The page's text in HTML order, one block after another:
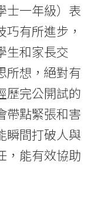
士一年級）表
有所進步，
生和家長交
所想，絕對有
歷完公開試的
帶點緊張和害
瞬間打破人與
，能有效協助